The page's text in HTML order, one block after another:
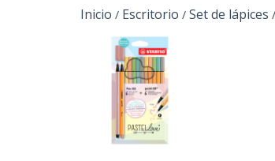
Inicio / Escritorio / Set de lápices /